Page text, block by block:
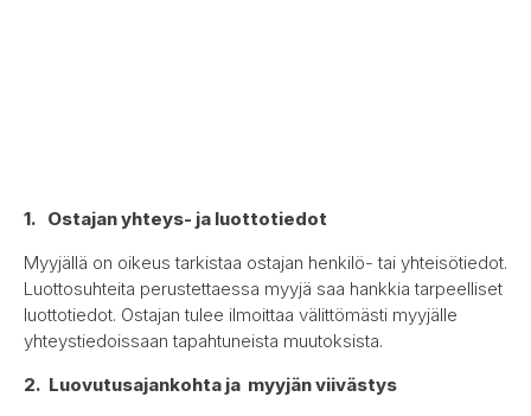
1. Ostajan yhteys- ja luottotiedot
Myyjällä on oikeus tarkistaa ostajan henkilö- tai yhteisötiedot.
Luottosuhteita perustettaessa myyjä saa hankkia tarpeelliset
luottotiedot. Ostajan tulee ilmoittaa välittömästi myyjälle
yhteystiedoissaan tapahtuneista muutoksista.
2. Luovutusajankohta ja myyjän viivästys